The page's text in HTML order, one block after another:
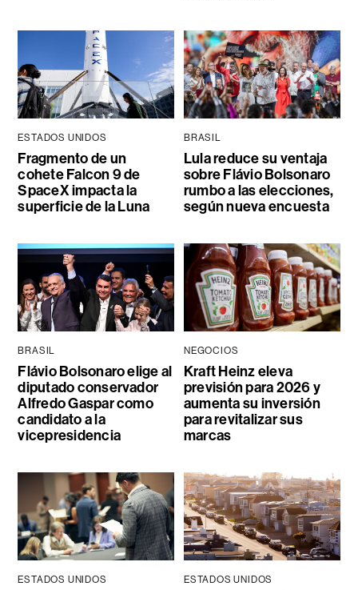
ESTADOS UNIDOS
Fragmento de un
cohete Falcon 9 de
SpaceX impacta la
superficie de la Luna
BRASIL
Lula reduce su ventaja
sobre Flávio Bolsonaro
rumbo a las elecciones,
según nueva encuesta
BRASIL
Flávio Bolsonaro elige al
diputado conservador
Alfredo Gaspar como
candidato a la
vicepresidencia
NEGOCIOS
Kraft Heinz eleva
previsión para 2026 y
aumenta su inversión
para revitalizar sus
marcas
ESTADOS UNIDOS ESTADOS UNIDOS